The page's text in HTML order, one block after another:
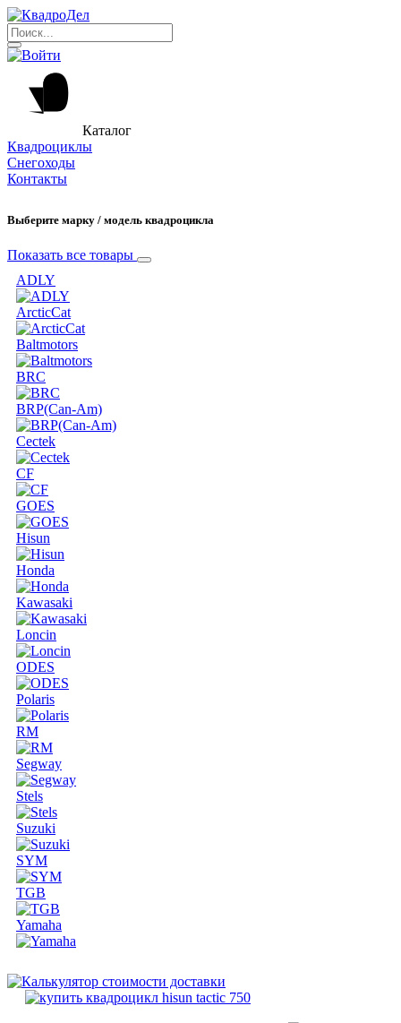
Каталог
Квадроциклы
Снегоходы
Контакты
Выберите марку / модель квадроцикла
Показать все товары
ADLY
ArcticCat
Baltmotors
BRC
BRP(Can-Am)
Cectek
CF
GOES
Hisun
Honda
Kawasaki
Loncin
ODES
Polaris
RM
Segway
Stels
Suzuki
SYM
TGB
Yamaha